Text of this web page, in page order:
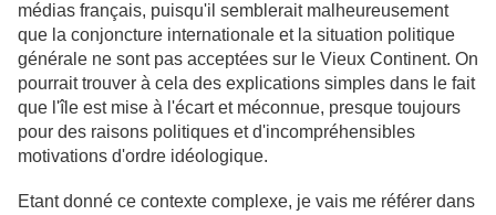
médias français, puisqu'il semblerait malheureusement
que la conjoncture internationale et la situation politique
générale ne sont pas acceptées sur le Vieux Continent. On
pourrait trouver à cela des explications simples dans le fait
que l'île est mise à l'écart et méconnue, presque toujours
pour des raisons politiques et d'incompréhensibles
motivations d'ordre idéologique.
Etant donné ce contexte complexe, je vais me référer dans